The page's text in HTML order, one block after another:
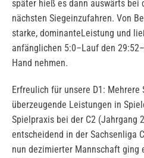
später hieß es dann auswärts bei
nächsten Siegeinzufahren. Von
starke, dominanteLeistung und
anfänglichen 5:0–Lauf den
Hand nehmen.
Erfreulich für unsere D1: Mehrere
überzeugende Leistungen in
Spielpraxis bei der C2 (Jahrgang
entscheidend in der Sachsenliga
nun dezimierter Mannschaft ging